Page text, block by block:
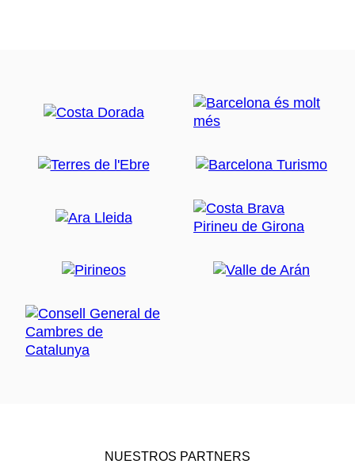
NUESTROS PARTNERS